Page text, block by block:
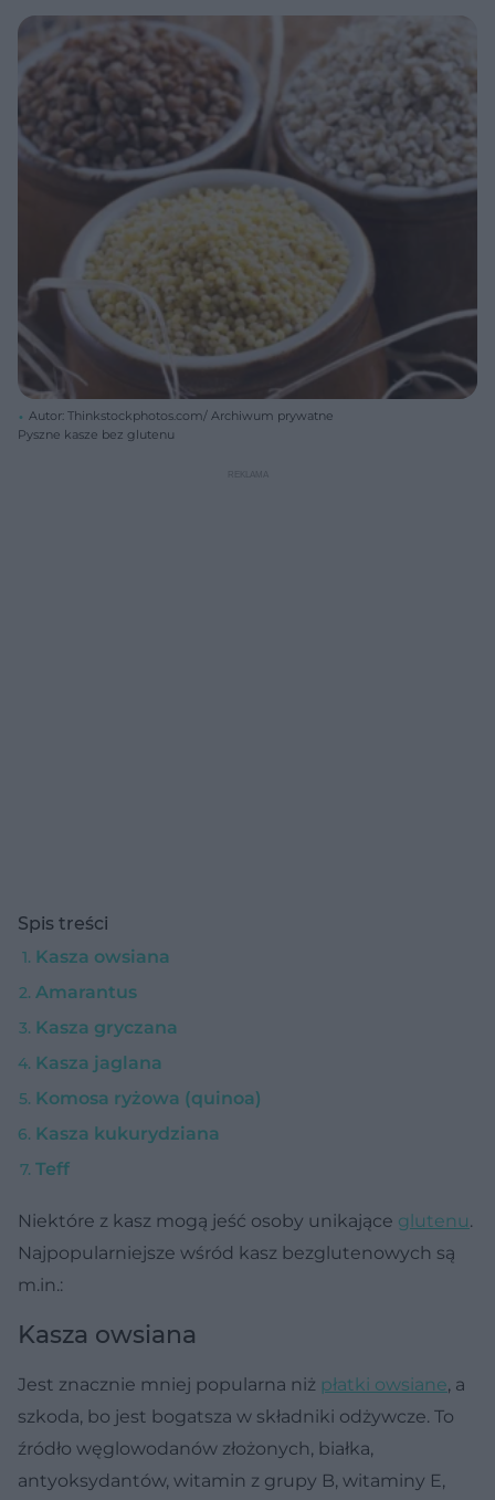
Autor: Thinkstockphotos.com/ Archiwum prywatne
Pyszne kasze bez glutenu
Spis treści
Kasza owsiana
Amarantus
Kasza gryczana
Kasza jaglana
Komosa ryżowa (quinoa)
Kasza kukurydziana
Teff
Niektóre z kasz mogą jeść osoby unikające glutenu.
Najpopularniejsze wśród kasz bezglutenowych są
m.in.:
Kasza owsiana
Jest znacznie mniej popularna niż płatki owsiane, a
szkoda, bo jest bogatsza w składniki odżywcze. To
źródło węglowodanów złożonych, białka,
antyoksydantów, witamin z grupy B, witaminy E,